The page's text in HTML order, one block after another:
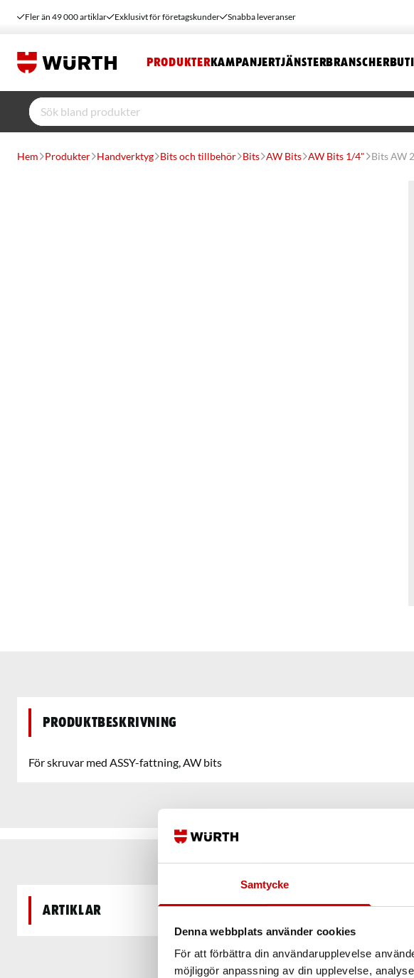
Samtycke
Denna webbplats använder cookies
För att förbättra din användarupplevelse
möjliggör anpassning av din upplevelse,
Fler än 49 000 artiklar Exklusivt för företagskunder Snabba leveranser
PRODUKTER KAMPANJERTJÄNSTERBRANSCHER
Hem Produkter Handverktyg Bits och tillbehör Bits AW Bits AW Bits 1/4" Bits AW
Produktbeskrivning
För skruvar med ASSY-fattning, AW bits
Artiklar